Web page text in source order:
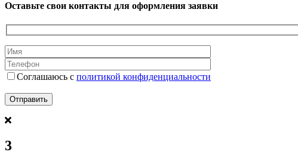
Оставьте свои контакты для оформления заявки
Соглашаюсь с политикой конфиденциальности
3